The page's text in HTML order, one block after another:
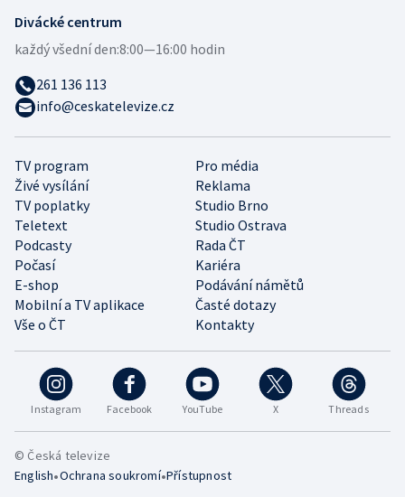
Instagram Facebook YouTube X Threads
TV program
Pro média
Živé vysílání
Reklama
TV poplatky
Studio Brno
Teletext
Studio Ostrava
Podcasty
Rada ČT
Počasí
Kariéra
E-shop
Podávání námětů
Mobilní a TV aplikace
Časté dotazy
Vše o ČT
Kontakty
Divácké centrum
každý všední den:8:00—16:00 hodin
261 136 113
info@ceskatelevize.cz
© Česká televize
English•Ochrana soukromí•Přístupnost